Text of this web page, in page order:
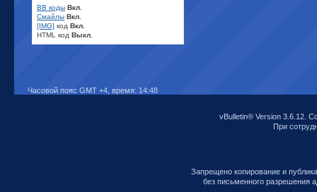
BB коды Вкл.
Смайлы Вкл.
[IMG] код Вкл.
HTML код Выкл.
Часовой пояс GMT +4, время: 14:48
vBulletin® Version 3.6.12.
При
Запрещено копирование и
без письменного разрешения